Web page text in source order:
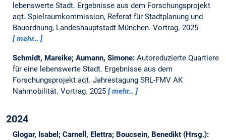
lebenswerte Stadt. Ergebnisse aus dem Forschungsprojekt
aqt. Spielraumkommission, Referat für Stadtplanung und
Bauordnung, Landeshauptstadt München. Vortrag. 2025
mehr…
Schmidt, Mareike; Aumann, Simone: Autoreduzierte Quartiere
für eine lebenswerte Stadt. Ergebnisse aus dem
Forschungsprojekt aqt. Jahrestagung SRL-FMV AK
Nahmobilität. Vortrag. 2025 mehr…
2024
Glogar, Isabel; Carnell, Elettra; Boucsein, Benedikt (Hrsg.):